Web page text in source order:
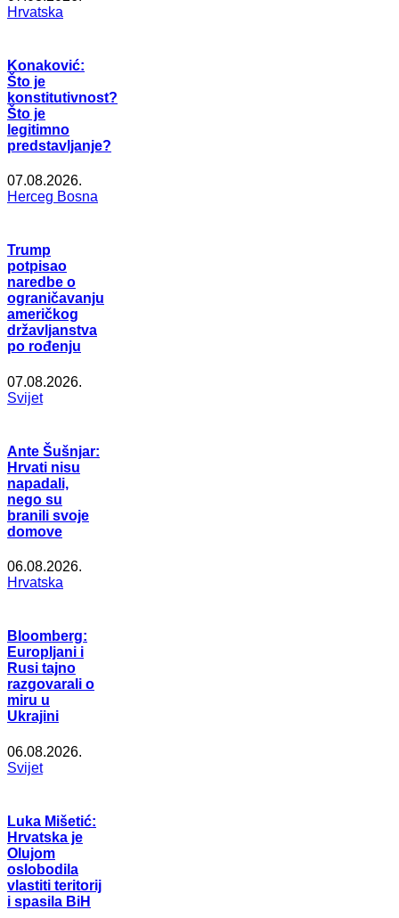
Hrvatska
Konaković:
Što je
konstitutivnost?
Što je
legitimno
predstavljanje?
07.08.2026.
Herceg Bosna
Trump
potpisao
naredbe o
ograničavanju
američkog
državljanstva
po rođenju
07.08.2026.
Svijet
Ante Šušnjar:
Hrvati nisu
napadali,
nego su
branili svoje
domove
06.08.2026.
Hrvatska
Bloomberg:
Europljani i
Rusi tajno
razgovarali o
miru u
Ukrajini
06.08.2026.
Svijet
Luka Mišetić:
Hrvatska je
Olujom
oslobodila
vlastiti teritorij
i spasila BiH